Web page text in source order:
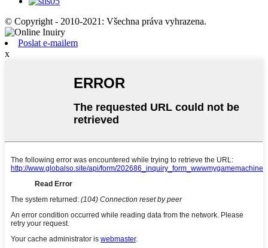
© Copyright - 2010-2021: Všechna práva vyhrazena.
Poslat e-mailem
x